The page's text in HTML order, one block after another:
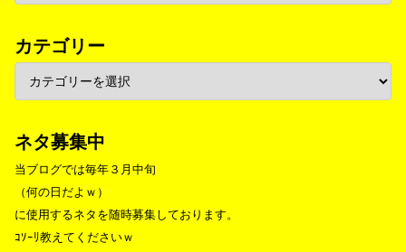
カテゴリー
ネタ募集中
当ブログでは毎年３月中旬
（何の日だよｗ）
に使用するネタを随時募集しております。
ｺｿｰﾘ教えてくださいｗ